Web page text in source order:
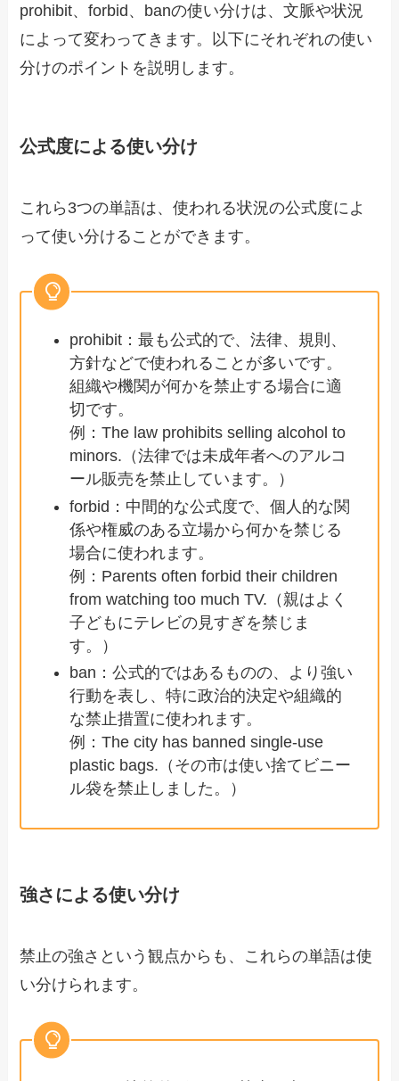
prohibit、forbid、banの使い分けは、文脈や状況
によって変わってきます。以下にそれぞれの使い
分けのポイントを説明します。
公式度による使い分け
これら3つの単語は、使われる状況の公式度によ
って使い分けることができます。
prohibit：最も公式的で、法律、規則、
方針などで使われることが多いです。
組織や機関が何かを禁止する場合に適
切です。
例：The law prohibits selling alcohol to
minors.（法律では未成年者へのアルコ
ール販売を禁止しています。）
forbid：中間的な公式度で、個人的な関
係や権威のある立場から何かを禁じる
場合に使われます。
例：Parents often forbid their children
from watching too much TV.（親はよく
子どもにテレビの見すぎを禁じま
す。）
ban：公式的ではあるものの、より強い
行動を表し、特に政治的決定や組織的
な禁止措置に使われます。
例：The city has banned single-use
plastic bags.（その市は使い捨てビニー
ル袋を禁止しました。）
強さによる使い分け
禁止の強さという観点からも、これらの単語は使
い分けられます。